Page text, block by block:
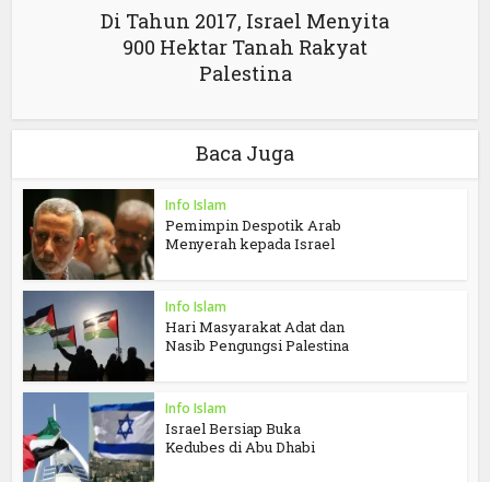
Di Tahun 2017, Israel Menyita
900 Hektar Tanah Rakyat
Palestina
Baca Juga
Info Islam
Pemimpin Despotik Arab
Menyerah kepada Israel
Info Islam
Hari Masyarakat Adat dan
Nasib Pengungsi Palestina
Info Islam
Israel Bersiap Buka
Kedubes di Abu Dhabi